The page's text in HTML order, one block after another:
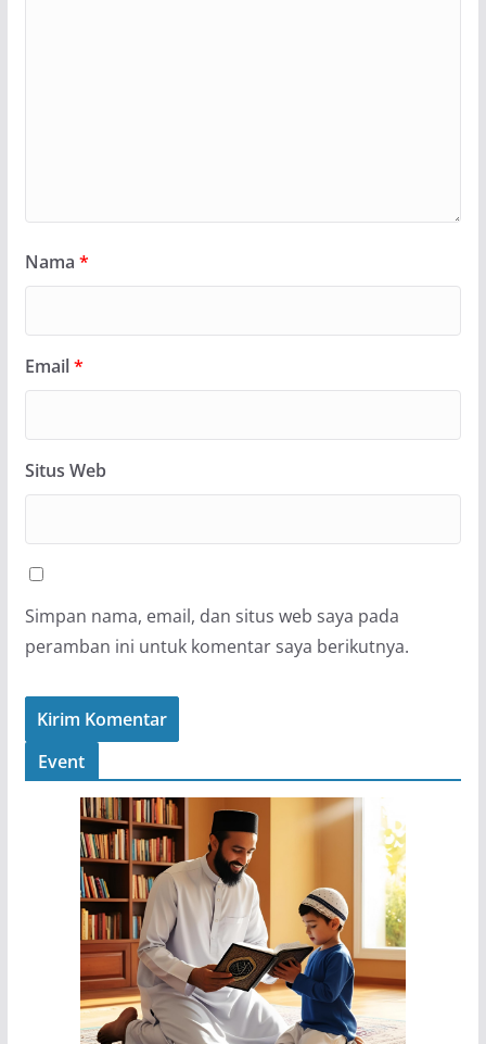
Nama *
Email*
Situs Web
Simpan nama, email, dan situs web saya pada
peramban ini untuk komentar saya berikutnya.
Event